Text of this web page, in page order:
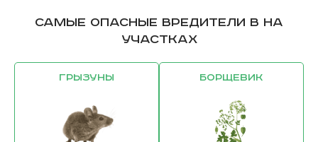
Самые опасные вредители в на
участках
Грызуны Борщевик